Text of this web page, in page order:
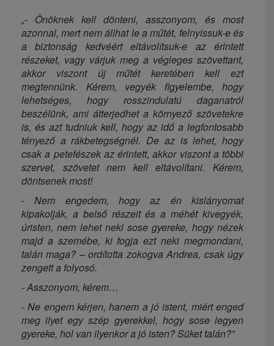
„- Önöknek kell dönteni, asszonyom, és most
azonnal, mert nem állhat le a műtét, felnyissuk-e és
a biztonság kedvéért eltávolítsuk-e az érintett
részeket, vagy várjuk meg a végleges szövettant,
akkor viszont új műtét keretében kell ezt
megtennünk. Kérem, vegyék figyelembe, hogy
lehetséges, hogy rosszindulatú daganatról
beszélünk, ami átterjedhet a környező szövetekre
is, és azt tudniuk kell, hogy az idő a legfontosabb
tényező a rákbetegségnél. De az is lehet, hogy
csak a petefészek az érintett, akkor viszont a többi
szervet, szövetet nem kell eltávolítani. Kérem,
döntsenek most!
- Nem engedem, hogy az én kislányomat
kipakolják, a belső részeit és a méhét kivegyék,
úristen, nem lehet neki sose gyereke, hogy nézek
majd a szemébe, ki fogja ezt neki megmondani,
talán maga? – ordította zokogva Andrea, csak úgy
zengett a folyosó.
- Asszonyom, kérem…
- Ne engem kérjen, hanem a jó istent, miért enged
meg ilyet egy szép gyerekkel, hogy sose legyen
gyereke, hol van ilyenkor a jó isten? Süket talán?”